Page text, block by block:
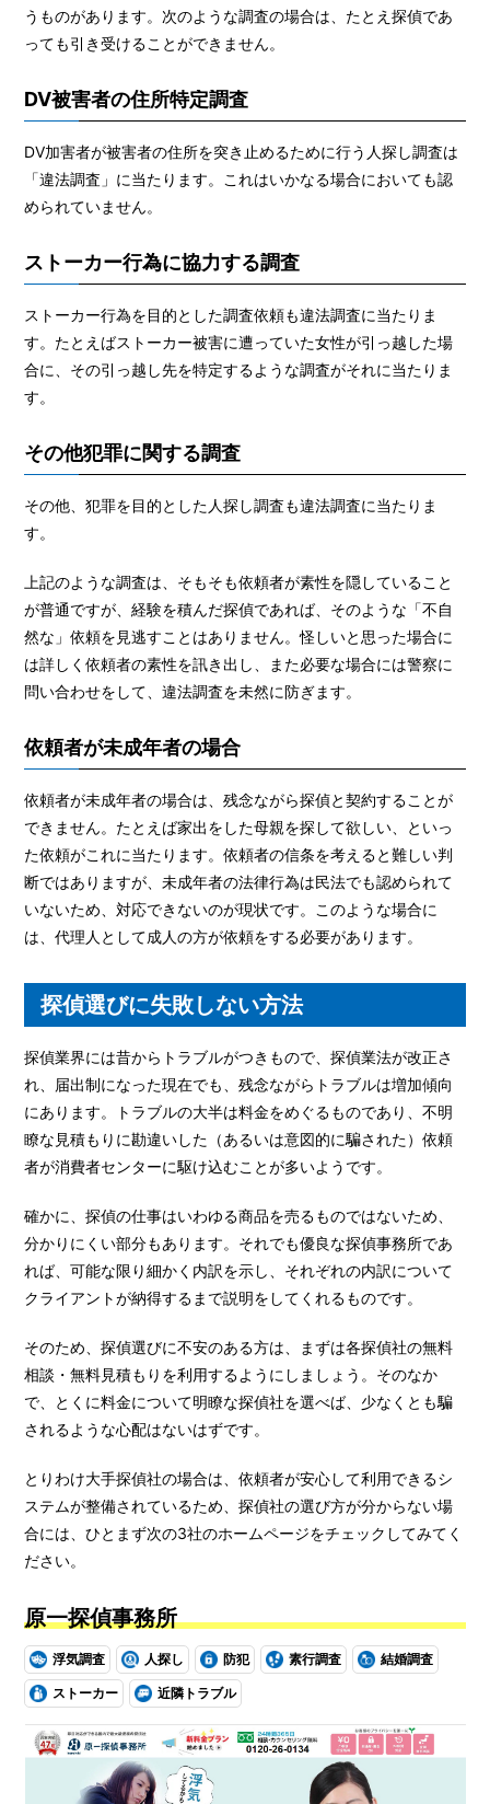
うものがあります。次のような調査の場合は、たとえ探偵であ
っても引き受けることができません。
DV被害者の住所特定調査
DV加害者が被害者の住所を突き止めるために行う人探し調査は
「違法調査」に当たります。これはいかなる場合においても認
められていません。
ストーカー行為に協力する調査
ストーカー行為を目的とした調査依頼も違法調査に当たりま
す。たとえばストーカー被害に遭っていた女性が引っ越した場
合に、その引っ越し先を特定するような調査がそれに当たりま
す。
その他犯罪に関する調査
その他、犯罪を目的とした人探し調査も違法調査に当たりま
す。
上記のような調査は、そもそも依頼者が素性を隠していること
が普通ですが、経験を積んだ探偵であれば、そのような「不自
然な」依頼を見逃すことはありません。怪しいと思った場合に
は詳しく依頼者の素性を訊き出し、また必要な場合には警察に
問い合わせをして、違法調査を未然に防ぎます。
依頼者が未成年者の場合
依頼者が未成年者の場合は、残念ながら探偵と契約することが
できません。たとえば家出をした母親を探して欲しい、といっ
た依頼がこれに当たります。依頼者の信条を考えると難しい判
断ではありますが、未成年者の法律行為は民法でも認められて
いないため、対応できないのが現状です。このような場合に
は、代理人として成人の方が依頼をする必要があります。
探偵選びに失敗しない方法
探偵業界には昔からトラブルがつきもので、探偵業法が改正さ
れ、届出制になった現在でも、残念ながらトラブルは増加傾向
にあります。トラブルの大半は料金をめぐるものであり、不明
瞭な見積もりに勘違いした（あるいは意図的に騙された）依頼
者が消費者センターに駆け込むことが多いようです。
確かに、探偵の仕事はいわゆる商品を売るものではないため、
分かりにくい部分もあります。それでも優良な探偵事務所であ
れば、可能な限り細かく内訳を示し、それぞれの内訳について
クライアントが納得するまで説明をしてくれるものです。
そのため、探偵選びに不安のある方は、まずは各探偵社の無料
相談・無料見積もりを利用するようにしましょう。そのなか
で、とくに料金について明瞭な探偵社を選べば、少なくとも騙
されるような心配はないはずです。
とりわけ大手探偵社の場合は、依頼者が安心して利用できるシ
ステムが整備されているため、探偵社の選び方が分からない場
合には、ひとまず次の3社のホームページをチェックしてみてく
ださい。
原一探偵事務所
浮気調査 人探し 防犯 素行調査 結婚調査
ストーカー 近隣トラブル